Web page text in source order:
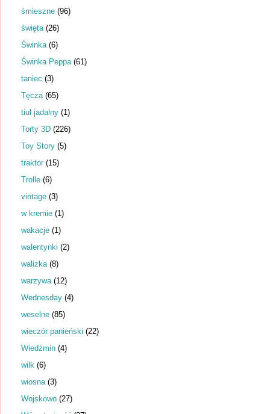
śmieszne (96)
święta (26)
Świnka (6)
Świnka Peppa (61)
taniec (3)
Tęcza (65)
tiul jadalny (1)
Torty 3D (226)
Toy Story (5)
traktor (15)
Trolle (6)
vintage (3)
w kremie (1)
wakacje (1)
walentynki (2)
walizka (8)
warzywa (12)
Wednesday (4)
weselne (85)
wieczór panieński (22)
Wiedźmin (4)
wilk (6)
wiosna (3)
Wojskowo (27)